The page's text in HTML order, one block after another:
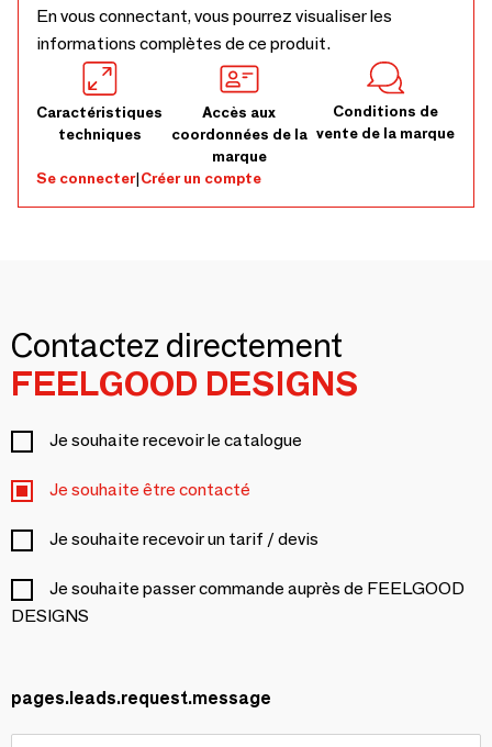
En vous connectant, vous pourrez visualiser les
informations complètes de ce produit.
Caractéristiques
techniques
Accès aux
coordonnées de la
marque
Conditions de
vente de la marque
Se connecter|Créer un compte
Contactez directement
FEELGOOD DESIGNS
Je souhaite recevoir le catalogue
Je souhaite être contacté
Je souhaite recevoir un tarif / devis
Je souhaite passer commande auprès de FEELGOOD
DESIGNS
pages.leads.request.message